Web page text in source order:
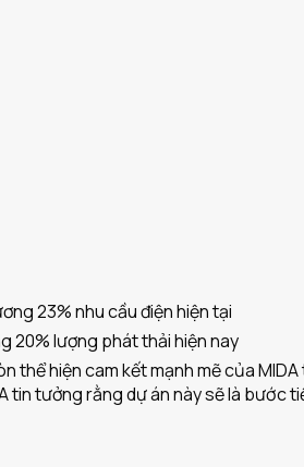
23% nhu cầu điện hiện tại
20% lượng phát thải hiện nay
thể hiện cam kết mạnh mẽ của
tin tưởng rằng dự án này sẽ là